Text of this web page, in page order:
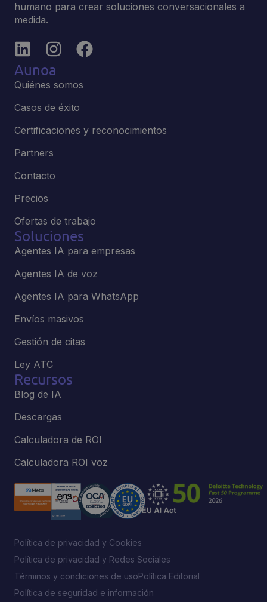
humano para crear soluciones conversacionales a
medida.
Aunoa
Quiénes somos
Casos de éxito
Certificaciones y reconocimientos
Partners
Contacto
Precios
Ofertas de trabajo
Soluciones
Agentes IA para empresas
Agentes IA de voz
Agentes IA para WhatsApp
Envíos masivos
Gestión de citas
Ley ATC
Recursos
Blog de IA
Descargas
Calculadora de ROI
Calculadora ROI voz
Política de privacidad y Cookies
Política de privacidad y Redes Sociales
Términos y condiciones de usoPolítica Editorial
Política de seguridad e información